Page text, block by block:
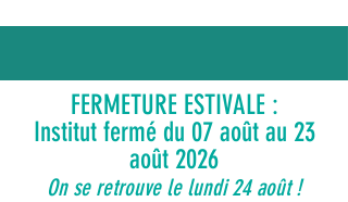
FERMETURE ESTIVALE :
Institut fermé du 07 août au 23
août 2026
On se retrouve le lundi 24 août !